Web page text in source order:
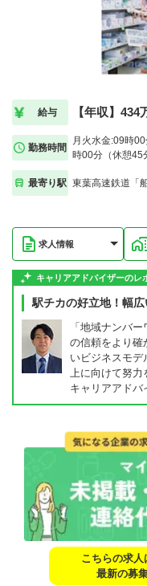
給与 【年収】
勤務時間
月火水金:09時
時00分（休憩45
最寄り駅 東葉高速鉄道「
求人情報
キャリアアドバイザーのレ
駅チカの好立地！幅広
「地域ナンバ
の信頼をより確
いビジネスモデ
上に向けて努力
キャリアアド
こちらの求人
最新の募